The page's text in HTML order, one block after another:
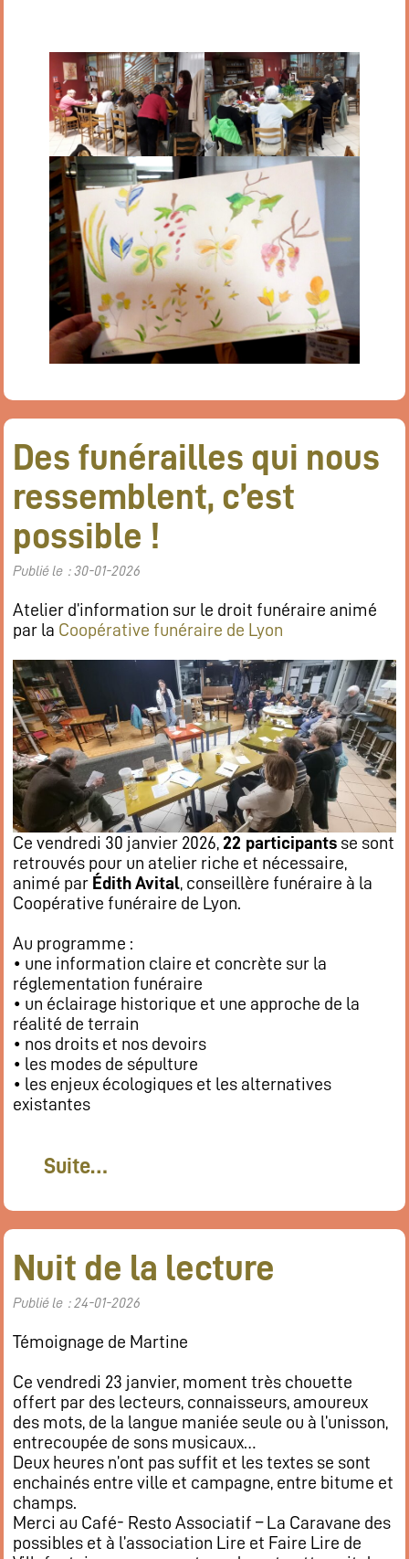
Des funérailles qui nous
ressemblent, c’est
possible !
Publié le : 30-01-2026
Atelier d’information sur le droit funéraire animé
par la Coopérative funéraire de Lyon
Ce vendredi 30 janvier 2026, 22 participants se sont
retrouvés pour un atelier riche et nécessaire,
animé par Édith Avital , conseillère funéraire à la
Coopérative funéraire de Lyon.
Au programme :
• une information claire et concrète sur la
réglementation funéraire
• un éclairage historique et une approche de la
réalité de terrain
• nos droits et nos devoirs
• les modes de sépulture
• les enjeux écologiques et les alternatives
existantes
Suite…
Nuit de la lecture
Publié le : 24-01-2026
Témoignage de Martine
Ce vendredi 23 janvier, moment très chouette
offert par des lecteurs, connaisseurs, amoureux
des mots, de la langue maniée seule ou à l’unisson,
entrecoupée de sons musicaux…
Deux heures n’ont pas suffit et les textes se sont
enchainés entre ville et campagne, entre bitume et
champs.
Merci au Café- Resto Associatif – La Caravane des
possibles et à l’association Lire et Faire Lire de